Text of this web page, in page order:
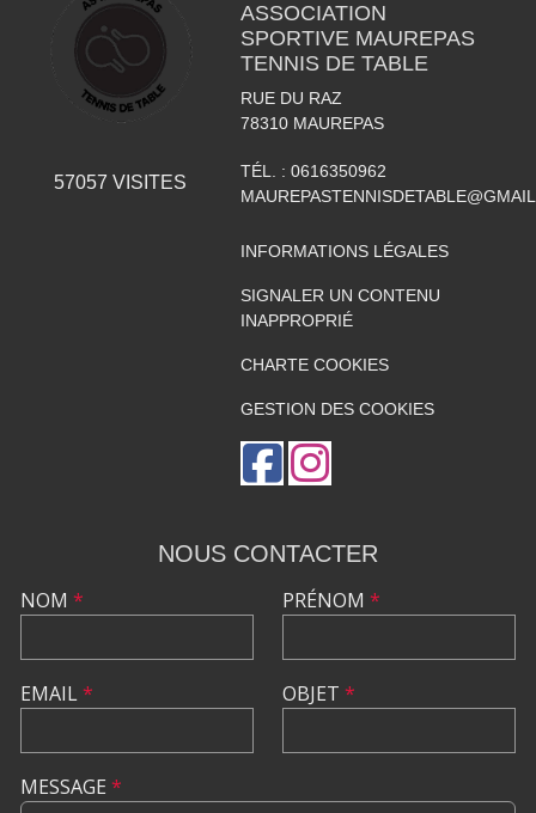
57057 VISITES
ASSOCIATION
SPORTIVE MAUREPAS
TENNIS DE TABLE
RUE DU RAZ
78310 MAUREPAS
TÉL. : 0616350962
INFORMATIONS LÉGALES
SIGNALER UN CONTENU
INAPPROPRIÉ
CHARTE COOKIES
GESTION DES COOKIES
NOUS CONTACTER
NOM *
EMAIL*
PRÉNOM *
OBJET *
MESSAGE *